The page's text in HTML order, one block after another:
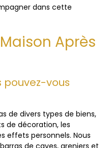
dans cette
Après
pouvez-vous
de divers types de biens,
de décoration, les
effets personnels. Nous
de caves, greniers et